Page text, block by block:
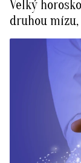
Velký
druhou